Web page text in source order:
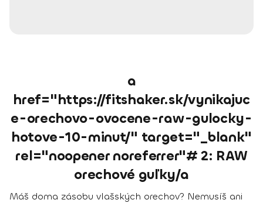
a
href="https://fitshaker.sk/vynikajuc
e-orechovo-ovocene-raw-gulocky-
hotove-10-minut/" target="_blank"
rel="noopener noreferrer"# 2: RAW
orechové guľky/a
Máš doma zásobu vlašských orechov? Nemusíš ani